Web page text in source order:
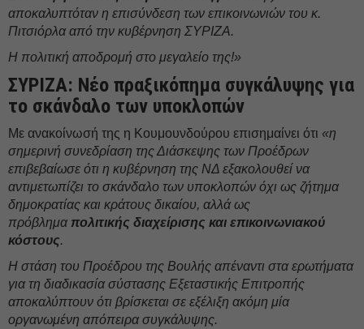
αποκαλυπτόταν η επισύνδεση των επικοινωνιών του κ.
Πιτσιόρλα από την κυβέρνηση ΣΥΡΙΖΑ.
Η πολιτική αποδρομή στο μεγαλείο της!»
ΣΥΡΙΖΑ: Νέο πραξικόπημα συγκάλυψης για
το σκάνδαλο των υποκλοπών
Με ανακοίνωσή της η Κουμουνδούρου επισημαίνει ότι «η
σημερινή συνεδρίαση της Διάσκεψης των Προέδρων
επιβεβαίωσε ότι η κυβέρνηση της ΝΔ εξακολουθεί να
αντιμετωπίζει το σκάνδαλο των υποκλοπών όχι ως ζήτημα
δημοκρατίας και κράτους δικαίου, αλλά ως
πρόβλημα πολιτικής διαχείρισης και επικοινωνιακού
κόστους.
Η στάση του Προέδρου της Βουλής απέναντι στα ερωτήματα
για τη διαδικασία σύστασης Εξεταστικής Επιτροπής
αποκαλύπτουν ότι βρίσκεται σε εξέλιξη ακόμη μία
οργανωμένη απόπειρα συγκάλυψης.